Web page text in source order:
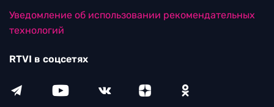
Уведомление об использовании рекомендательных
технологий
RTVI в соцсетях